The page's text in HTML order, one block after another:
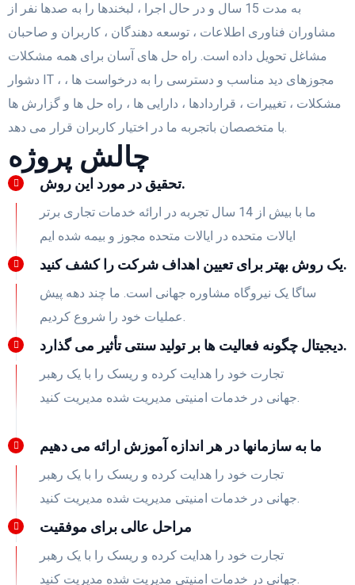
به مدت 15 سال و در حال اجرا ، لبخندها را به صدها نفر از
مشاوران فناوری اطلاعات ، توسعه دهندگان ، کاربران و صاحبان
مشاغل تحویل داده است. راه حل های آسان برای همه مشکلات
دشوار IT ، مجوزهای دید مناسب و دسترسی را به درخواست ها ،
مشکلات ، تغییرات ، قراردادها ، دارایی ها ، راه حل ها و گزارش ها
با متخصصان باتجربه ما در اختیار کاربران قرار می دهد.
چالش پروژه
تحقیق در مورد این روش.
ما با بیش از 14 سال تجربه در ارائه خدمات تجاری برتر
ایالات متحده در ایالات متحده مجوز و بیمه شده ایم
یک روش بهتر برای تعیین اهداف شرکت را کشف کنید.
ساگا یک نیروگاه مشاوره جهانی است. ما چند دهه پیش
عملیات خود را شروع کردیم.
دیجیتال چگونه فعالیت ها بر تولید سنتی تأثیر می گذارد.
تجارت خود را هدایت کرده و ریسک را با یک رهبر
جهانی در خدمات امنیتی مدیریت شده مدیریت کنید.
ما به سازمانها در هر اندازه آموزش ارائه می دهیم
تجارت خود را هدایت کرده و ریسک را با یک رهبر
جهانی در خدمات امنیتی مدیریت شده مدیریت کنید.
مراحل عالی برای موفقیت
تجارت خود را هدایت کرده و ریسک را با یک رهبر
جهانی در خدمات امنیتی مدیریت شده مدیریت کنید.